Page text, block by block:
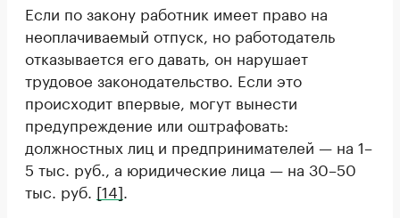
Если по закону работник имеет право на
неоплачиваемый отпуск, но работодатель
отказывается его давать, он нарушает
трудовое законодательство. Если это
происходит впервые, могут вынести
предупреждение или оштрафовать:
должностных лиц и предпринимателей — на 1–
5 тыс. руб., а юридические лица — на 30–50
тыс. руб. [14].